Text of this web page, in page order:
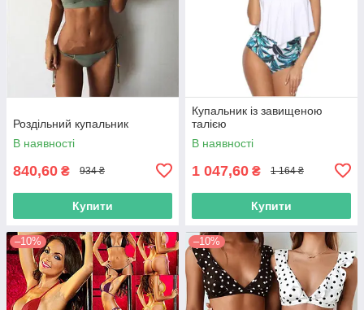
Роздільний купальник
В наявності
840,60 ₴ 934 ₴
Купити
Купальник із завищеною
талією
В наявності
1 047,60 ₴ 1 164 ₴
Купити
–10% –10%